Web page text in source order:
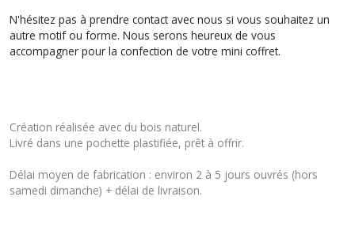
N'hésitez pas à prendre contact avec nous si vous souhaitez un
autre motif ou forme. Nous serons heureux de vous
accompagner pour la confection de votre mini coffret.
Création réalisée avec du bois naturel.
Livré dans une pochette plastifiée, prêt à offrir.
Délai moyen de fabrication : environ 2 à 5 jours ouvrés (hors
samedi dimanche) + délai de livraison.